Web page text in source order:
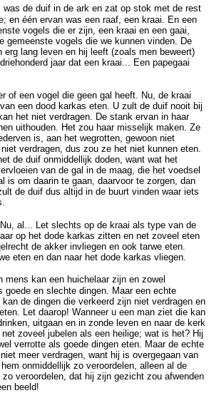
was de duif in de ark en zat op stok met de rest
en één ervan was een raaf, een kraai. En een
vogels die er zijn, een kraai en een gaai,
gemeenste vogels die we kunnen vinden. De
erg lang leven en hij leeft (zoals men beweert)
jaar dat een kraai... Een papegaai
of een vogel die geen gal heeft. Nu, de kraai
een dood karkas eten. U zult de duif nooit bij
het niet verdragen. De stank ervan in haar
uithouden. Het zou haar misselijk maken. Ze
is, aan het wegrotten, gewoon niet
verdragen, dus zou ze het niet kunnen eten.
de duif onmiddellijk doden, want wat het
van de gal in de maag, die het voedsel
is om daarin te gaan, daarvoor te zorgen, dan
de duif dus altijd in de buurt vinden waar iets
al... Let slechts op de kraai als type van de
op het dode karkas zitten en net zoveel eten
de akker invliegen en ook tarwe eten.
eten en dan naar het dode karkas vliegen.
mens kan een huichelaar zijn en zowel
goede en slechte dingen. Maar een echte
de dingen die verkeerd zijn niet verdragen en
Let daarop! Wanneer u een man ziet die kan
uitgaan en in zonde leven en naar de kerk
zoveel jubelen als een heilige; wat is het? Hij
verrotte als goede dingen eten. Maar de echte
meer verdragen, want hij is overgegaan van
onmiddellijk zo veroordelen, alleen al de
veroordelen, dat hij zijn gezicht zou afwenden
beeld!